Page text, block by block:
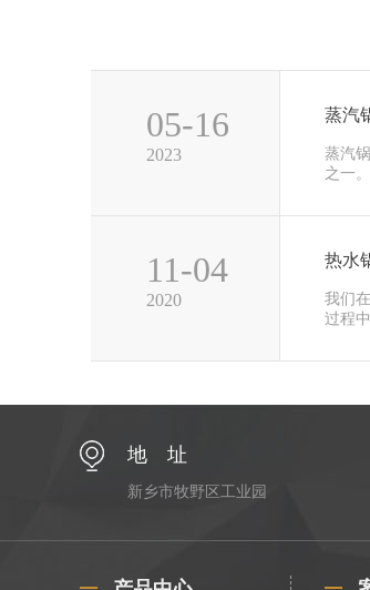
05-16
2023
蒸汽
蒸汽
之一
11-04
2020
热水
我们
过程
地 址
新乡市牧野区工业园